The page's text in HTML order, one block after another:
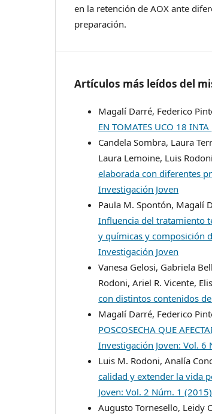
en la retención de AOX ante
preparación.
Artículos más leídos del
Magalí Darré, Federico
EN TOMATES UCO 18 INTA
Candela Sombra, Laura
Laura Lemoine, Luis
elaborada con diferentes
Investigación Joven
Paula M. Spontón, Magalí
Influencia del tratamiento
y químicas y composición
Investigación Joven
Vanesa Gelosi, Gabriela
Rodoni, Ariel R. Vicente,
con distintos contenidos
Magalí Darré, Federico
POSCOSECHA QUE
Investigación Joven: Vol. 6
Luis M. Rodoni, Analía
calidad y extender la vida
Joven: Vol. 2 Núm. 1
Augusto Tornesello, Leidy